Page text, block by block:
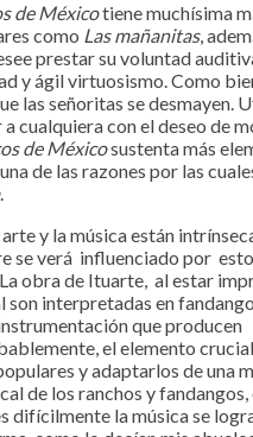
de Méxicotiene muchísima
como Las mañanitas,
prestar su voluntad
y ágil virtuosismo. Como
las señoritas se
cualquiera con el deseo de
de Méxicosustenta más
de las razones por las
.
y la música están
se verá influenciado por
obra de Ituarte, al estar
interpretadas en
que
el elemento
y adaptarlos de una
de los ranchos y
difícilmente la música se